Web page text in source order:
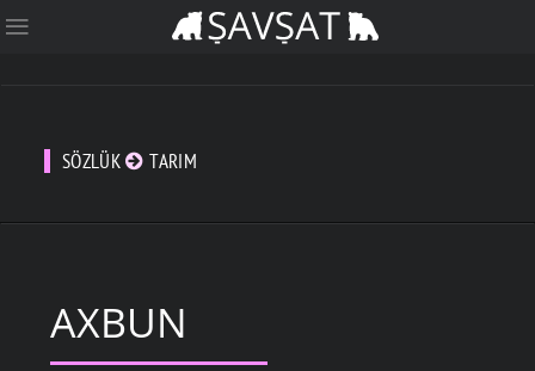
SÖZLÜK TARIM
AXBUN